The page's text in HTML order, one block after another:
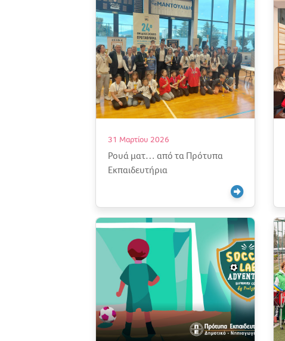
31 Μαρτίου 2026
Ρουά ματ… από τα Πρότυπα
Εκπαιδευτήρια